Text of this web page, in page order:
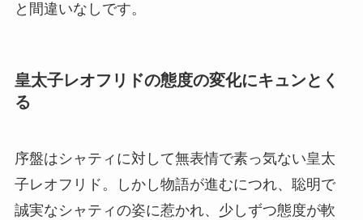
と間違いなしです。
皇太子レオフリドの態度の変化にキュンとく
る
序盤はシャティに対して無表情で素っ気ない皇太
子レオフリド。しかし物語が進むにつれ、聡明で
誠実なシャティの姿に惹かれ、少しずつ態度が軟